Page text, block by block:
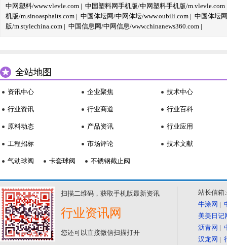
中网塑料/www.vlevle.com | 中国塑料网手机版/中网塑料手机版/m.vlevle.com
机版/m.sinoasphalts.com | 中国体坛网/中网体坛/www.oubili.com | 中国体坛
版/m.stylechina.com | 中国信息网/中网信息/www.chinanews360.com |
全站地图
资讯中心
行业资讯
原料动态
工程招标
企业聚焦
行业商道
产品资讯
市场评论
技术中心
行业百科
行业应用
技术文献
气动球阀 卡套球阀 不锈钢截止阀
扫描二维码，获取手机版最新资讯
行业资讯网
您还可以直接微信扫描打开
站长信箱
牛涂网 |
美美日记
沥青网 |
汉龙网 |